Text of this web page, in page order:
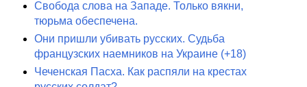
Свобода слова на Западе. Только вякни,
тюрьма обеспечена.
Они пришли убивать русских. Судьба
французских наемников на Украине (+18)
Чеченская Пасха. Как распяли на крестах